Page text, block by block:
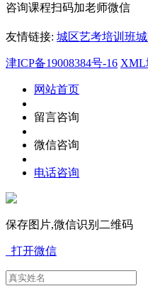
咨询课程扫码加老师微信
友情链接: 城区艺考培训班
津ICP备19008384号-16 XML
网站首页
留言咨询
微信咨询
电话咨询
保存图片,微信识别二维码
打开微信